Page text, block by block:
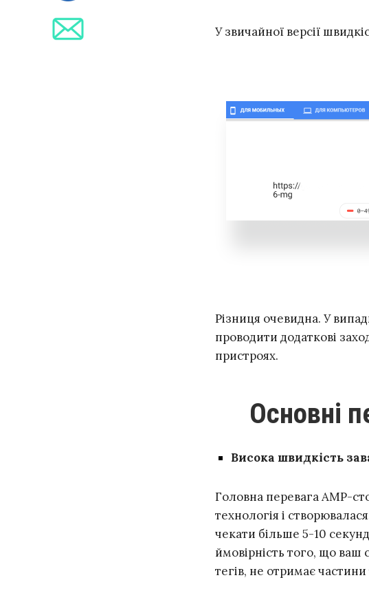
У звичайної версії
Різниця очевидна. У
проводити додаткові
пристроях.
Основні
Висока швидкість
Головна перевага AMP-
технологія і
чекати більше 5-10
ймовірність того, що ваш
тегів, не отримає частини